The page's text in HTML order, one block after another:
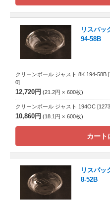
リスパッ
94-58B
クリーンボール ジャスト 8K 194-58B
0]
12,720円 21.2円 600枚
クリーンボール ジャスト 194OC
10,860円 18.1円 600枚
カート
リスパッ
8-52B